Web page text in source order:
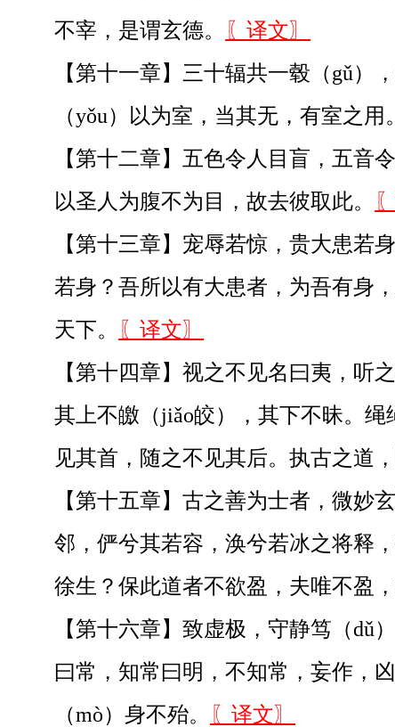
不宰，是谓玄德。
〖译文〗
【第十一章】三十辐共一毂（gǔ）
（yǒu）以为室，当其无，有室之
【第十二章】五色令人目盲，五音
以圣人为腹不为目，故去彼取此。
【第十三章】宠辱若惊，贵大患若
若身？吾所以有大患者，为吾有身
天下。
〖译文〗
【第十四章】视之不见名曰夷，听
其上不皦（jiǎo皎），其下不昧。
见其首，随之不见其后。执古之道
【第十五章】古之善为士者，微妙
邻，俨兮其若容，涣兮若冰之将释
徐生？保此道者不欲盈，夫唯不盈
【第十六章】致虚极，守静笃（
曰常，知常曰明，不知常，妄作，
（mò）身不殆。
〖译文〗